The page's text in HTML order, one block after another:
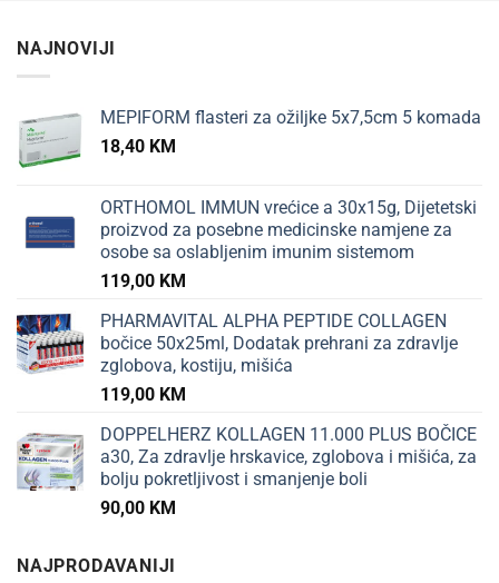
NAJNOVIJI
MEPIFORM flasteri za ožiljke 5x7,5cm 5 komada
18,40 KM
ORTHOMOL IMMUN vrećice a 30x15g, Dijetetski
proizvod za posebne medicinske namjene za
osobe sa oslabljenim imunim sistemom
119,00 KM
PHARMAVITAL ALPHA PEPTIDE COLLAGEN
bočice 50x25ml, Dodatak prehrani za zdravlje
zglobova, kostiju, mišića
119,00 KM
DOPPELHERZ KOLLAGEN 11.000 PLUS BOČICE
a30, Za zdravlje hrskavice, zglobova i mišića, za
bolju pokretljivost i smanjenje boli
90,00 KM
NAJPRODAVANIJI